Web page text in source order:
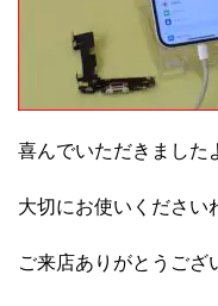
喜んでいただきました
大切にお使いください
ご来店ありがとうござ